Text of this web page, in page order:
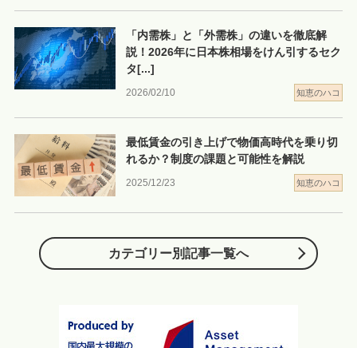
2026/02/10 知恵のハコ
「内需株」と「外需株」の違いを徹底解
説！2026年に日本株相場をけん引するセク
タ[...]
2025/12/23 知恵のハコ
最低賃金の引き上げで物価高時代を乗り切
れるか？制度の課題と可能性を解説
カテゴリー別記事一覧へ